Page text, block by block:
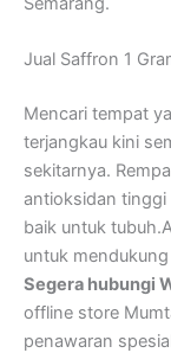
Jual Saffron 1
Mencari tempat
terjangkau kini
sekitarnya.
antioksidan
baik untuk
untuk
Segera hubungi
offline store
penawaran